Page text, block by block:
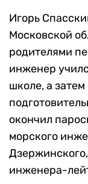
Игорь
Московской
родителями
инженер
школе, а
окончил
морского
инженера-